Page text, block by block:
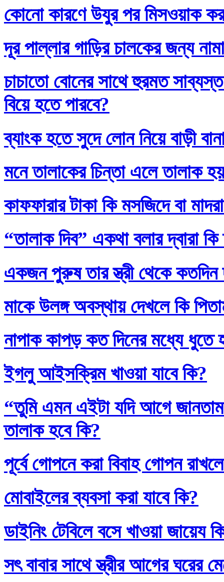
কোনো কারণে উযুর পর মিসওয়াক
দূর পাল্লার গাড়ির চালকের জন্য
চাচাতো বোনের সাথে হুরমত
বিয়ে হতে পারবে?
ব্যাংক হতে সুদে লোন নিয়ে বাড়ী
মনে তালাকের চিন্তা এলে তালাক
কাফফারার টাকা কি মসজিদে বা
“তালাক দিব” একথা বলার দ্বারা
একজন পুরুষ তার স্ত্রী থেকে কতদিন
মাকে উলঙ্গ অবস্থায় দেখলে কি
নাপাক কাপড় কত দিনের মধ্যে ধুতে
ইগলু আইসক্রিম খাওয়া যাবে কি?
“তুমি এমন এইটা যদি আগে
তালাক হবে কি?
পূর্বে গোপনে করা বিবাহ গোপন
মোবাইলের ব্যবসা করা যাবে কি?
ডাইনিং টেবিলে বসে খাওয়া জায়েয
সৎ বাবার সাথে স্ত্রীর আগের ঘরের